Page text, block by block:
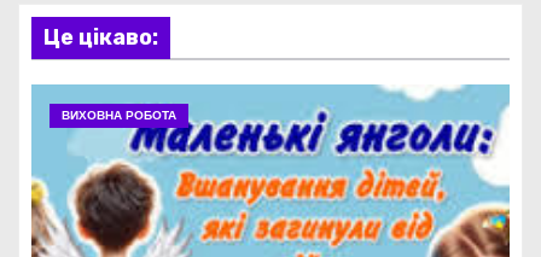
Це цікаво:
ВИХОВНА РОБОТА